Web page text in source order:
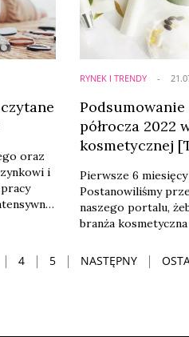
oraz
i
pracy
konkretni
RYNEK I TRENDY
półrocza 2022
kosmetycznej
Pierwsze 6
Postanowiliśmy
naszego portalu,
branża
zdominowały nasze
pierwszym z nich
4 5 NASTĘPNY